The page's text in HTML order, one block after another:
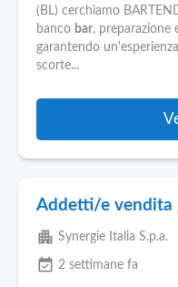
(BL) cerchiamo
banco bar, preparazione
garantendo
scorte...
Addetti/e vendita
apartment Synergie Italia S.p.a.
event_available 2 settimane fa